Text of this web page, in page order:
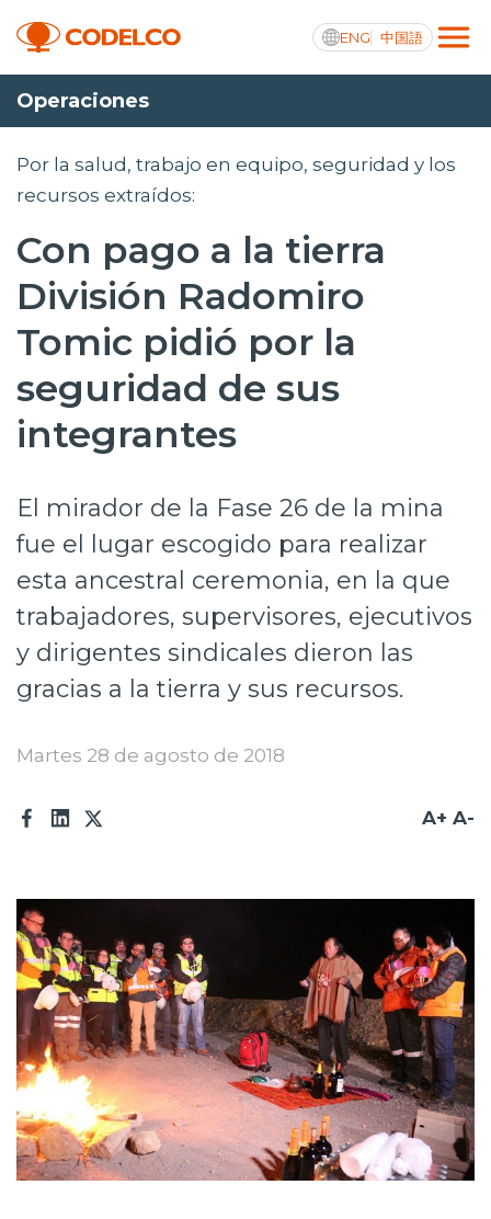
ENG 中国語
Transparencia activa
Nosotros
Operaciones
Proyectos
Sustentabilidad
Innovación
Prensa
Trabaja en Codelco
Transparencia activa
Canales de denuncia
Proveedores
Acceso trabajadores/as
Operaciones
Por la salud, trabajo en equipo, seguridad y los
recursos extraídos:
Con pago a la tierra
División Radomiro
Tomic pidió por la
seguridad de sus
integrantes
El mirador de la Fase 26 de la mina
fue el lugar escogido para realizar
esta ancestral ceremonia, en la que
trabajadores, supervisores, ejecutivos
y dirigentes sindicales dieron las
gracias a la tierra y sus recursos.
Martes 28 de agosto de 2018
A+ A-